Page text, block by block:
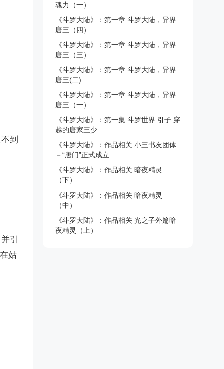
到
引
姑
魂力（一）
《斗罗大陆》：第一章 斗罗大陆，异界
唐三（四）
《斗罗大陆》：第一章 斗罗大陆，异界
唐三（三）
《斗罗大陆》：第一章 斗罗大陆，异界
唐三(二)
《斗罗大陆》：第一章 斗罗大陆，异界
唐三（一）
《斗罗大陆》：第一集 斗罗世界 引子 穿
越的唐家三少
《斗罗大陆》：作品相关 小三书友团体
－“唐门”正式成立
《斗罗大陆》：作品相关 暗夜精灵
（下）
《斗罗大陆》：作品相关 暗夜精灵
（中）
《斗罗大陆》：作品相关 光之子外篇暗
夜精灵（上）